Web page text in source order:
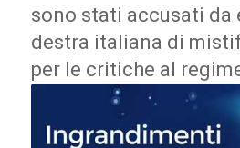
sono stati accusati da
destra italiana di
per le critiche al